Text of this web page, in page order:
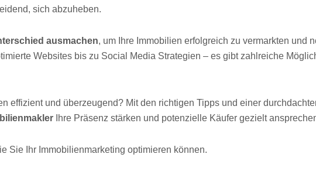
sich abzuheben.
ausmachen, um Ihre Immobilien erfolgreich zu vermarkten und
Websites bis zu Social Media Strategien – es gibt zahlreiche
effizient und überzeugend? Mit den richtigen Tipps und einer
Ihre Präsenz stärken und potenzielle Käufer gezielt
Sie Ihr Immobilienmarketing optimieren können.